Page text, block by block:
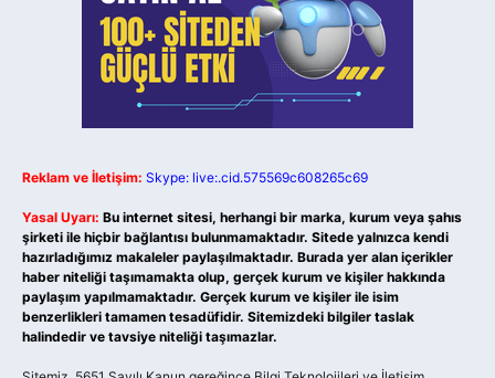
Reklam ve İletişim: Skype: live:.cid.575569c608265c69
Yasal Uyarı: Bu internet sitesi, herhangi bir marka, kurum veya şahıs
şirketi ile hiçbir bağlantısı bulunmamaktadır. Sitede yalnızca kendi
hazırladığımız makaleler paylaşılmaktadır. Burada yer alan içerikler
haber niteliği taşımamakta olup, gerçek kurum ve kişiler hakkında
paylaşım yapılmamaktadır. Gerçek kurum ve kişiler ile isim
benzerlikleri tamamen tesadüfidir. Sitemizdeki bilgiler taslak
halindedir ve tavsiye niteliği taşımazlar.